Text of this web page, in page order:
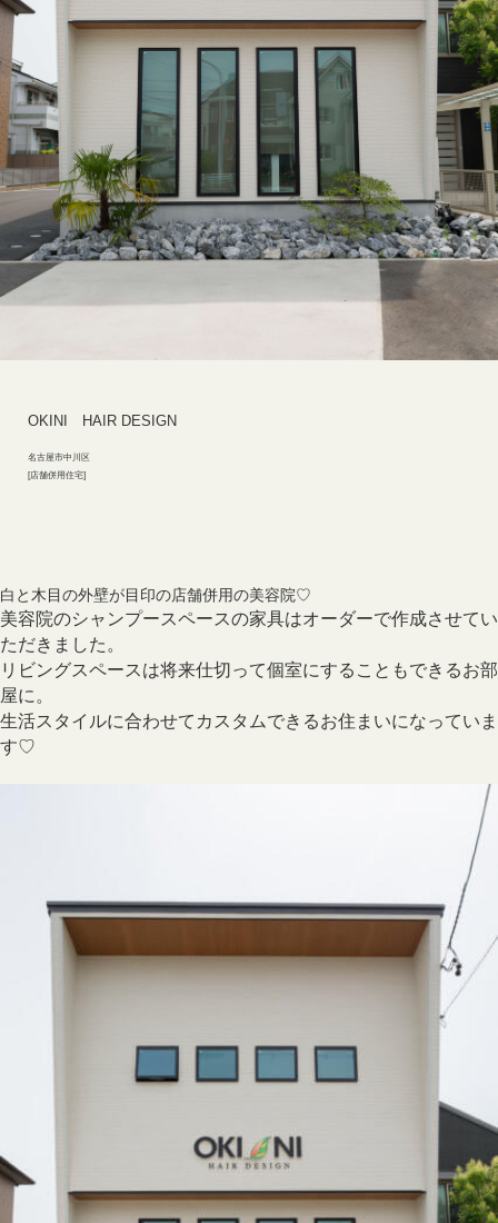
白と木目の外壁が目印の店舗併用の美容院♡
美容院のシャンプースペースの家具はオーダーで作成させてい
ただきました。
リビングスペースは将来仕切って個室にすることもできるお部
屋に。
生活スタイルに合わせてカスタムできるお住まいになっていま
す♡
OKINI HAIR DESIGN
名古屋市中川区
店舗併用住宅